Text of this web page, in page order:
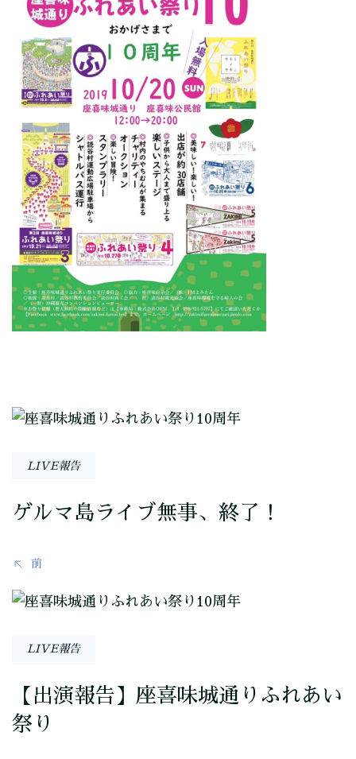
投
稿
ナ
ゲ
ー
シ
ン
LIVE報告
ゲルマ島ライブ無事、終了！
前
LIVE報告
【出演報告】座喜味城通りふれあい
祭り